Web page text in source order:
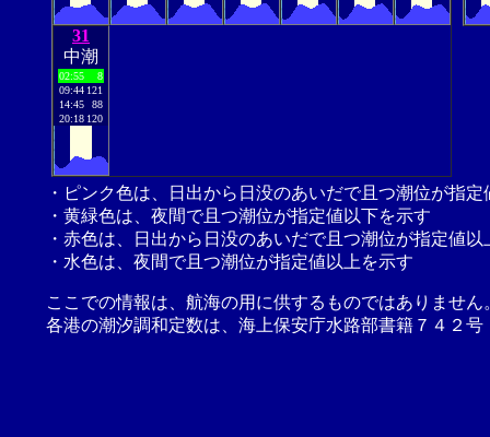
31
中潮
02:55
8
09:44 121
14:45
88
20:18 120
・ピンク色は、日出から日没のあいだで且つ潮位が指
・黄緑色は、夜間で且つ潮位が指定値以下を示す
・赤色は、日出から日没のあいだで且つ潮位が指定値以
・水色は、夜間で且つ潮位が指定値以上を示す
ここでの情報は、航海の用に供するものではありませ
各港の潮汐調和定数は、海上保安庁水路部書籍７４２